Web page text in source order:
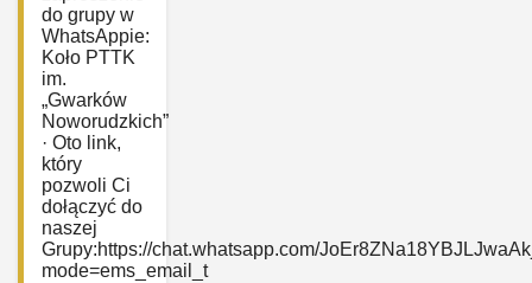
do grupy w
WhatsAppie:
‎Koło PTTK
im.
„Gwarków
Noworudzkich”
· Oto link,
który
pozwoli Ci
dołączyć do
naszej
Grupy:https://chat.whatsapp.com/
mode=ems_email_t